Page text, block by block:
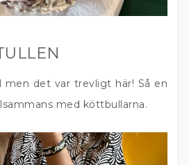
men det var trevligt här! Så en
med köttbullarna.